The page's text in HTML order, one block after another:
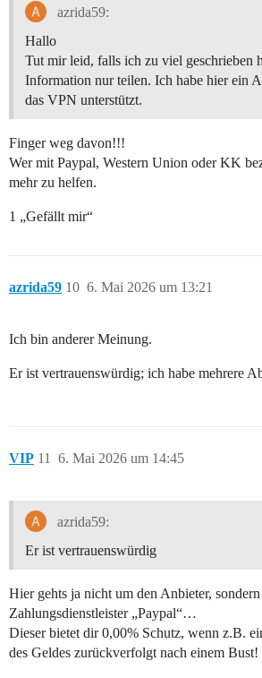
azrida59:
Hallo
Tut mir leid, falls ich zu viel geschrieben
Information nur teilen. Ich habe hier ein
das VPN unterstützt.
Finger weg davon!!!
Wer mit Paypal, Western Union oder KK
mehr zu helfen.
1 „Gefällt mir“
azrida59 6. Mai 2026 um 13:21
10
Ich bin anderer Meinung.
Er ist vertrauenswürdig; ich habe mehrere
VIP 6. Mai 2026 um 14:45
11
azrida59:
Er ist vertrauenswürdig
Hier gehts ja nicht um den Anbieter,
Zahlungsdienstleister „Paypal“…
Dieser bietet dir 0,00% Schutz, wenn z.B.
des Geldes zurückverfolgt nach einem Bust!